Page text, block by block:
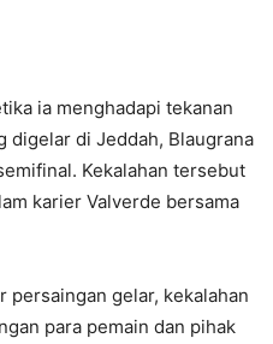
ia menghadapi tekanan
digelar di Jeddah, Blaugrana
Kekalahan tersebut
karier Valverde bersama
persaingan gelar, kekalahan
para pemain dan pihak